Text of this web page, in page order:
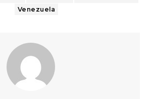
Venezuela